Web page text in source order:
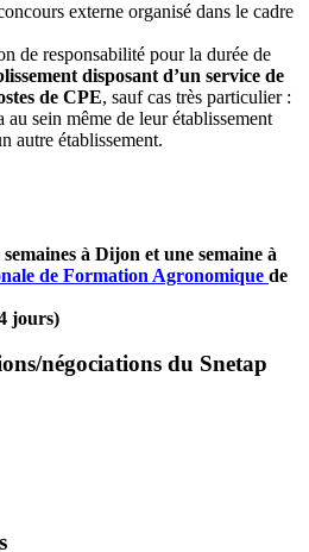
externe organisé dans le cadre
de responsabilité pour la durée de
disposant d’un service de
de CPE, sauf cas très particulier :
sein même de leur établissement
autre établissement.
à Dijon et une semaine à
de Formation Agronomique de
jours)
négociations du Snetap